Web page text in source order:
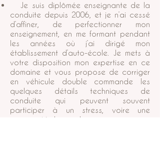
Je suis diplômée enseignante de la
conduite depuis 2006, et je n’ai cessé
d’affiner, de perfectionner mon
enseignement, en me formant pendant
les années où j’ai dirigé mon
établissement d’auto-école. Je mets à
votre disposition mon expertise en ce
domaine et vous propose de corriger
en véhicule double commande les
quelques détails techniques de
conduite qui peuvent souvent
participer à un stress, voire une
incapacité de conduire.